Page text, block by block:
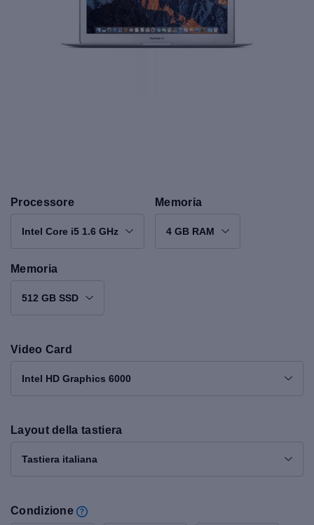
Processore
Intel Core i5 1.6 GHz
Memoria
4 GB RAM
Memoria
512 GB SSD
Video Card
Intel HD Graphics 6000
Layout della tastiera
Tastiera italiana
Condizione